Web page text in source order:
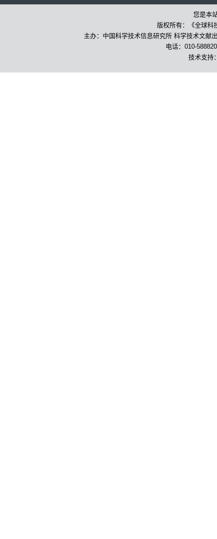
您是本
版权所有：《全球科
主办：中国科学技术信息研究所 科学技术文献
电话：010-
技术支持